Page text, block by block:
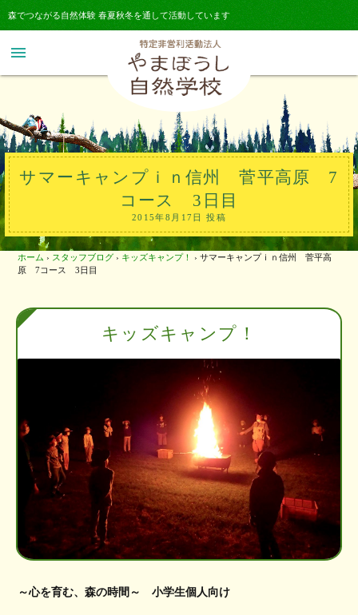
森でつながる自然体験 春夏秋冬を通して活動しています
menu
サマーキャンプｉｎ信州 菅平高原 7
コース 3日目
2015年8月17日 投稿
ホーム › スタッフブログ › キッズキャンプ！ › サマーキャンプｉｎ信州 菅平高
原 7コース 3日目
キッズキャンプ！
～心を育む、森の時間～ 小学生個人向け